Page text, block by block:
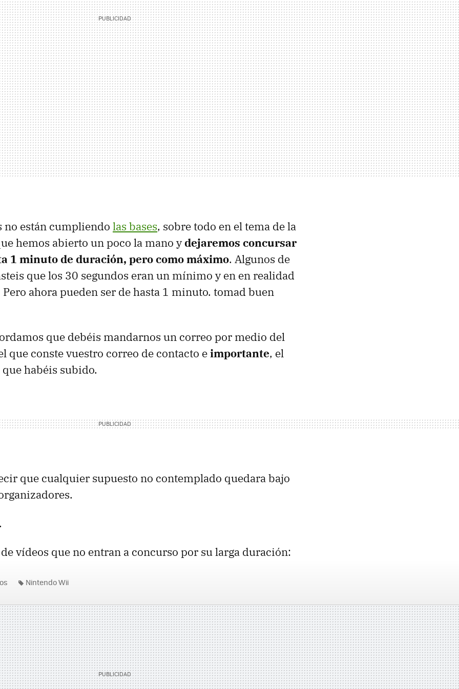
no están cumpliendo las bases, sobre todo en el tema de la
hemos abierto un poco la mano ydejaremos concursar
1 minuto de duración, pero como máximo. Algunos de
que los 30 segundos eran un mínimo y en en realidad
ahora pueden ser de hasta 1 minuto. tomad buen
que debéis mandarnos un correo por medio del
que conste vuestro correo de contacto eimportante, el
habéis subido.
que cualquier supuesto no contemplado quedara bajo
vídeos que no entran a concurso por su larga duración:
Nintendo Wii